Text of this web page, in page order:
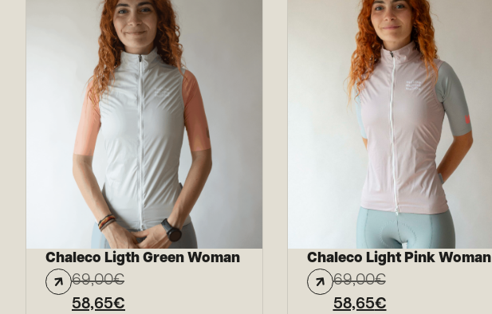
Chaleco Ligth Green Woman
69,00€
58,65€
Chaleco Light Pink Woman
69,00€
58,65€